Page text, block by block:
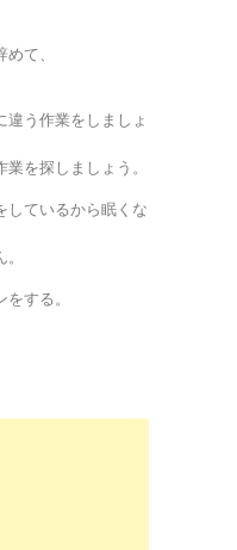
て、
違う作業をしましょ
を探しましょう。
しているから眠くな
する。